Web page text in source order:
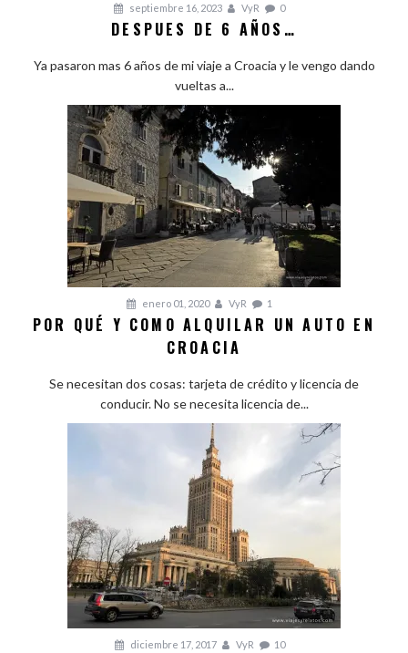
septiembre 16, 2023 VyR 0
DESPUES DE 6 AÑOS…
Ya pasaron mas 6 años de mi viaje a Croacia y le vengo dando
vueltas a...
enero 01, 2020 VyR 1
POR QUÉ Y COMO ALQUILAR UN AUTO EN
CROACIA
Se necesitan dos cosas: tarjeta de crédito y licencia de
conducir. No se necesita licencia de...
diciembre 17, 2017 VyR 10